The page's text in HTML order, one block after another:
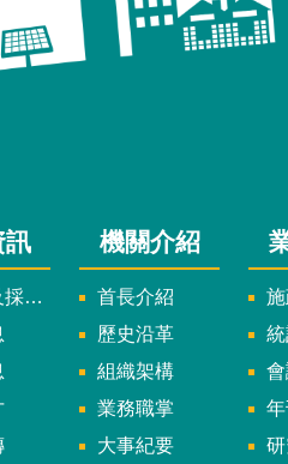
訊
知
機關介紹
首長介紹
歷史沿革
組織架構
業務職掌
大事紀要
年